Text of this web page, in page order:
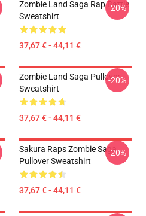
Zombie Land Saga Rap Battle
Sweatshirt
37,67 € - 44,11 €
-20%
Zombie Land Saga Pullover
Sweatshirt
37,67 € - 44,11 €
-20%
Sakura Raps Zombie Saga
Pullover Sweatshirt
37,67 € - 44,11 €
-20%